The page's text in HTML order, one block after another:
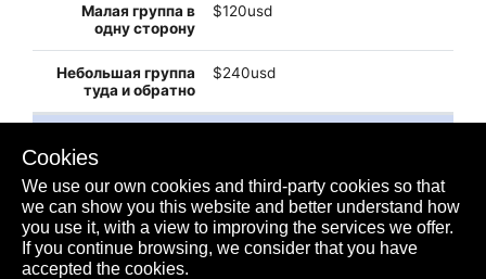
$120usd
$240usd
$usd
$usd
Cookies
We use our own cookies and third-party cookies so that
we can show you this website and better understand how
you use it, with a view to improving the services we offer.
If you continue browsing, we consider that you have
accepted the cookies.